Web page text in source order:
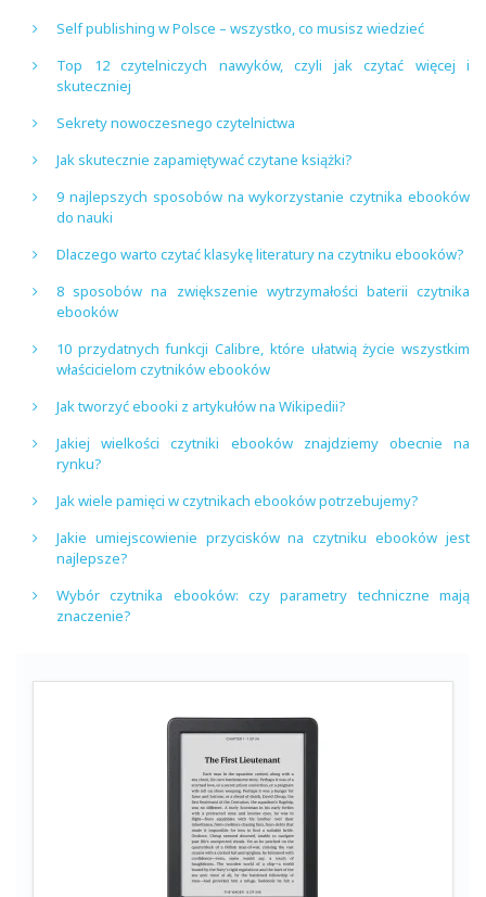
Self publishing w Polsce – wszystko, co musisz wiedzieć
Top 12 czytelniczych nawyków, czyli jak czytać więcej i
skuteczniej
Sekrety nowoczesnego czytelnictwa
Jak skutecznie zapamiętywać czytane książki?
9 najlepszych sposobów na wykorzystanie czytnika ebooków
do nauki
Dlaczego warto czytać klasykę literatury na czytniku ebooków?
8 sposobów na zwiększenie wytrzymałości baterii czytnika
ebooków
10 przydatnych funkcji Calibre, które ułatwią życie wszystkim
właścicielom czytników ebooków
Jak tworzyć ebooki z artykułów na Wikipedii?
Jakiej wielkości czytniki ebooków znajdziemy obecnie na
rynku?
Jak wiele pamięci w czytnikach ebooków potrzebujemy?
Jakie umiejscowienie przycisków na czytniku ebooków jest
najlepsze?
Wybór czytnika ebooków: czy parametry techniczne mają
znaczenie?